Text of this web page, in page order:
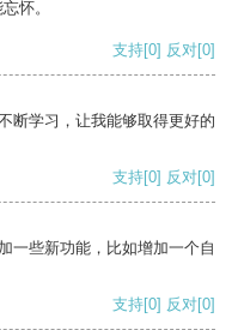
怀。
支持[0] 反对[0]
断学习，让我能够取得更好的
支持[0] 反对[0]
一些新功能，比如增加一个自
支持[0] 反对[0]